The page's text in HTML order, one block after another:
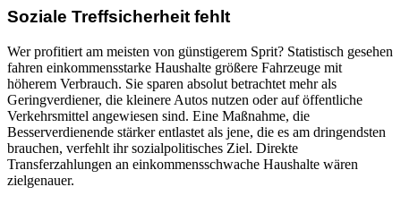
Soziale Treffsicherheit fehlt
Wer profitiert am meisten von günstigerem Sprit? Statistisch gesehen
fahren einkommensstarke Haushalte größere Fahrzeuge mit
höherem Verbrauch. Sie sparen absolut betrachtet mehr als
Geringverdiener, die kleinere Autos nutzen oder auf öffentliche
Verkehrsmittel angewiesen sind. Eine Maßnahme, die
Besserverdienende stärker entlastet als jene, die es am dringendsten
brauchen, verfehlt ihr sozialpolitisches Ziel. Direkte
Transferzahlungen an einkommensschwache Haushalte wären
zielgenauer.